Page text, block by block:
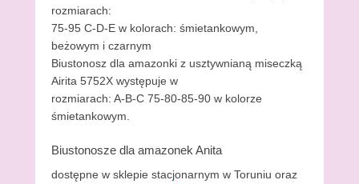
rozmiarach:
75-95 C-D-E w kolorach: śmietankowym,
beżowym i czarnym
Biustonosz dla amazonki z usztywnianą miseczką
Airita 5752X występuje w
rozmiarach: A-B-C 75-80-85-90 w kolorze
śmietankowym.
Biustonosze dla amazonek Anita
dostępne w sklepie stacjonarnym w Toruniu oraz